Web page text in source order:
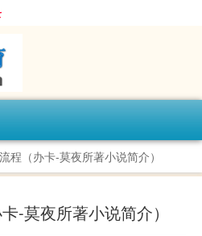
程（办卡-莫夜所著小说简介）
-莫夜所著小说简介）